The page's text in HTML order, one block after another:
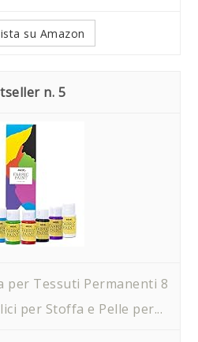
su Amazon
5
per Tessuti Permanenti 8
per Stoffa e Pelle per...